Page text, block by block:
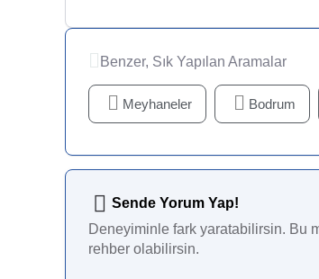
Benzer, Sık Yapılan Aramalar
Meyhaneler Bodrum
Sende Yorum Yap!
Deneyiminle fark yaratabilirsin. Bu
rehber olabilirsin.